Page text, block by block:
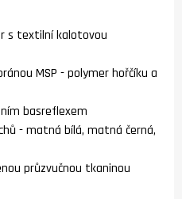
s textilní kalotovou
MSP - polymer hořčíku a
basreflexem
- matná bílá, matná černá,
průzvučnou tkaninou